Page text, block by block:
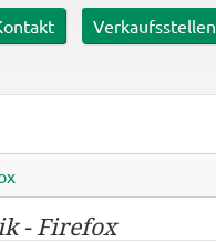
Verkaufsstellen
- Firefox